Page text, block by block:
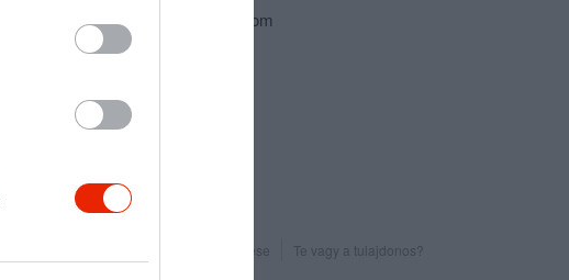
gyros.salatabar@gmail.com
https://byblosgyros.hu/
Probléma jelentése Te vagy a tulajdonos?